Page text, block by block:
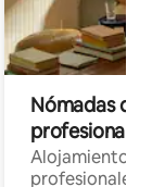
Nómadas
Alojamientos
profesionales